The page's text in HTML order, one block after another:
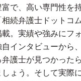
で、高い専門性を
続弁護士ドットコ
。実績や強みにフ
インタビューから
護士が見つかった
ょう。そして実際